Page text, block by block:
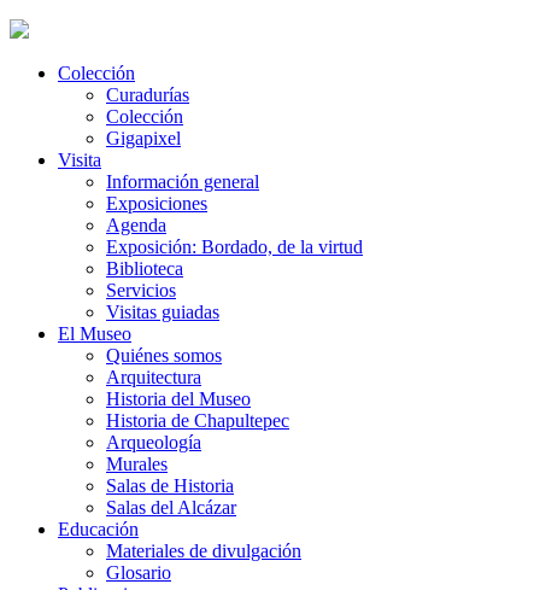
Colección
Curadurías
Colección
Gigapixel
Visita
Información general
Exposiciones
Agenda
Exposición: Bordado, de la virtud
Biblioteca
Servicios
Visitas guiadas
El Museo
Quiénes somos
Arquitectura
Historia del Museo
Historia de Chapultepec
Arqueología
Murales
Salas de Historia
Salas del Alcázar
Educación
Materiales de divulgación
Glosario